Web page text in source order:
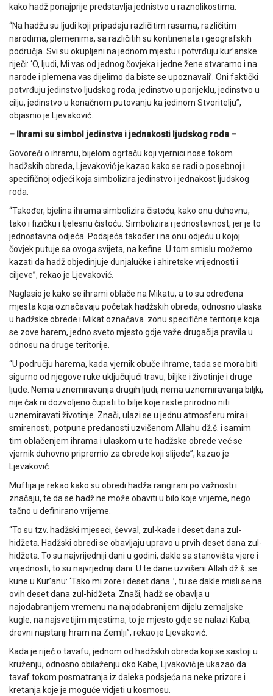
kako hadž ponajprije predstavlja jednistvo u raznolikostima.
“Na hadžu su ljudi koji pripadaju različitim rasama, različitim
narodima, plemenima, sa različitih su kontinenata i geografskih
područja. Svi su okupljeni na jednom mjestu i potvrđuju kur’anske
riječi: ‘O, ljudi, Mi vas od jednog čovjeka i jedne žene stvaramo i na
narode i plemena vas dijelimo da biste se upoznavali’. Oni faktički
potvrđuju jedinstvo ljudskog roda, jedinstvo u porijeklu, jedinstvo u
cilju, jedinstvo u konačnom putovanju ka jedinom Stvoritelju”,
objasnio je Ljevaković.
– Ihrami su simbol jedinstva i jednakosti ljudskog roda –
Govoreći o ihramu, bijelom ogrtaču koji vjernici nose tokom
hadžskih obreda, Ljevaković je kazao kako se radi o posebnoj i
specifičnoj odjeći koja simbolizira jedinstvo i jednakost ljudskog
roda.
“Također, bjelina ihrama simbolizira čistoću, kako onu duhovnu,
tako i fizičku i tjelesnu čistoću. Simbolizira i jednostavnost, jer je to
jednostavna odjeća. Podsjeća također i na onu odjeću u kojoj
čovjek putuje sa ovoga svijeta, na kefine. U tom smislu možemo
kazati da hadž objedinjuje dunjalučke i ahiretske vrijednosti i
ciljeve”, rekao je Ljevaković.
Naglasio je kako se ihrami oblače na Mikatu, a to su određena
mjesta koja označavaju početak hadžskih obreda, odnosno ulaska
u hadžske obrede i Mikat označava zonu specifične teritorije koja
se zove harem, jedno sveto mjesto gdje važe drugačija pravila u
odnosu na druge teritorije.
“U području harema, kada vjernik obuče ihrame, tada se mora biti
sigurno od njegove ruke uključujući travu, biljke i životinje i druge
ljude. Nema uznemiravanja drugih ljudi, nema uznemiravanja biljki,
nije čak ni dozvoljeno čupati to bilje koje raste prirodno niti
uznemiravati životinje. Znači, ulazi se u jednu atmosferu mira i
smirenosti, potpune predanosti uzvišenom Allahu dž.š. i samim
tim oblačenjem ihrama i ulaskom u te hadžske obrede već se
vjernik duhovno pripremio za obrede koji slijede”, kazao je
Ljevaković.
Muftija je rekao kako su obredi hadža rangirani po važnosti i
značaju, te da se hadž ne može obaviti u bilo koje vrijeme, nego
tačno u definirano vrijeme.
“To su tzv. hadžski mjeseci, ševval, zul-kade i deset dana zul-
hidžeta. Hadžski obredi se obavljaju upravo u prvih deset dana zul-
hidžeta. To su najvrijedniji dani u godini, dakle sa stanovišta vjere i
vrijednosti, to su najvrjedniji dani. U te dane uzvišeni Allah dž.š. se
kune u Kur’anu: ‘Tako mi zore i deset dana..’, tu se dakle misli se na
ovih deset dana zul-hidžeta. Znaši, hadž se obavlja u
najodabranijem vremenu na najodabranijem dijelu zemaljske
kugle, na najsvetijim mjestima, to je mjesto gdje se nalazi Kaba,
drevni najstariji hram na Zemlji”, rekao je Ljevaković.
Kada je riječ o tavafu, jednom od hadžskih obreda koji se sastoji u
kruženju, odnosno obilaženju oko Kabe, Ljvaković je ukazao da
tavaf tokom posmatranja iz daleka podsjeća na neke prizore i
kretanja koje je moguće vidjeti u kosmosu.